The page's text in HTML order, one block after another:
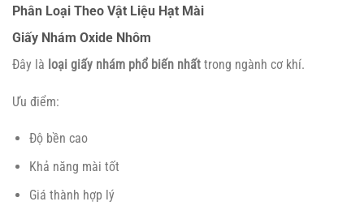
Phân Loại Theo Vật Liệu Hạt Mài
Giấy Nhám Oxide Nhôm
Đây là loại giấy nhám phổ biến nhất trong ngành cơ khí.
Ưu điểm:
Độ bền cao
Khả năng mài tốt
Giá thành hợp lý